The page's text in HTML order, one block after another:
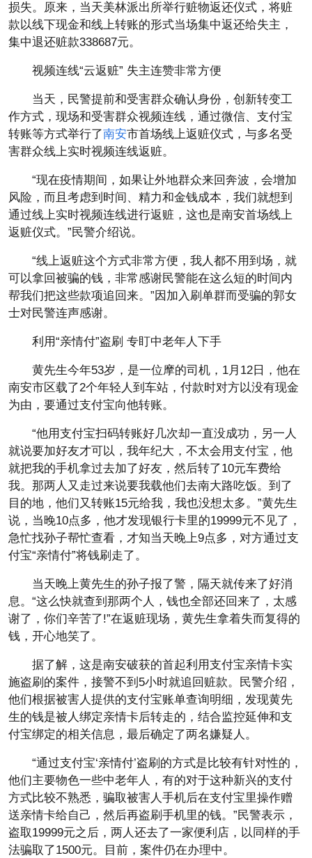
损失。原来，当天美林派出所举行赃物返还仪式，将赃
款以线下现金和线上转账的形式当场集中返还给失主，
集中退还赃款338687元。
视频连线“云返赃” 失主连赞非常方便
当天，民警提前和受害群众确认身份，创新转变工
作方式，现场和受害群众视频连线，通过微信、支付宝
转账等方式举行了南安市首场线上返赃仪式，与多名受
害群众线上实时视频连线返赃。
“现在疫情期间，如果让外地群众来回奔波，会增加
风险，而且考虑到时间、精力和金钱成本，我们就想到
通过线上实时视频连线进行返赃，这也是南安首场线上
返赃仪式。”民警介绍说。
“线上返赃这个方式非常方便，我人都不用到场，就
可以拿回被骗的钱，非常感谢民警能在这么短的时间内
帮我们把这些款项追回来。”因加入刷单群而受骗的郭女
士对民警连声感谢。
利用“亲情付”盗刷 专盯中老年人下手
黄先生今年53岁，是一位摩的司机，1月12日，他在
南安市区载了2个年轻人到车站，付款时对方以没有现金
为由，要通过支付宝向他转账。
“他用支付宝扫码转账好几次却一直没成功，另一人
就说要加好友才可以，我年纪大，不太会用支付宝，他
就把我的手机拿过去加了好友，然后转了10元车费给
我。那两人又走过来说要我载他们去南大路吃饭。到了
目的地，他们又转账15元给我，我也没想太多。”黄先生
说，当晚10点多，他才发现银行卡里的19999元不见了，
急忙找孙子帮忙查看，才知当天晚上9点多，对方通过支
付宝“亲情付”将钱刷走了。
当天晚上黄先生的孙子报了警，隔天就传来了好消
息。“这么快就查到那两个人，钱也全部还回来了，太感
谢了，你们辛苦了!”在返赃现场，黄先生拿着失而复得的
钱，开心地笑了。
据了解，这是南安破获的首起利用支付宝亲情卡实
施盗刷的案件，接警不到5小时就追回赃款。民警介绍，
他们根据被害人提供的支付宝账单查询明细，发现黄先
生的钱是被人绑定亲情卡后转走的，结合监控延伸和支
付宝绑定的相关信息，最后确定了两名嫌疑人。
“通过支付宝‘亲情付’盗刷的方式是比较有针对性的，
他们主要物色一些中老年人，有的对于这种新兴的支付
方式比较不熟悉，骗取被害人手机后在支付宝里操作赠
送亲情卡给自己，然后再盗刷手机里的钱。”民警表示，
盗取19999元之后，两人还去了一家便利店，以同样的手
法骗取了1500元。目前，案件仍在办理中。